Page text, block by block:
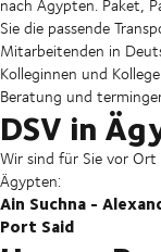
nach Ägypten. Paket,
Sie die passende
Mitarbeitenden in
Kolleginnen und
Beratung und
DSV in
Wir sind für Sie vor
Ägypten:
Ain Suchna -
Port Said